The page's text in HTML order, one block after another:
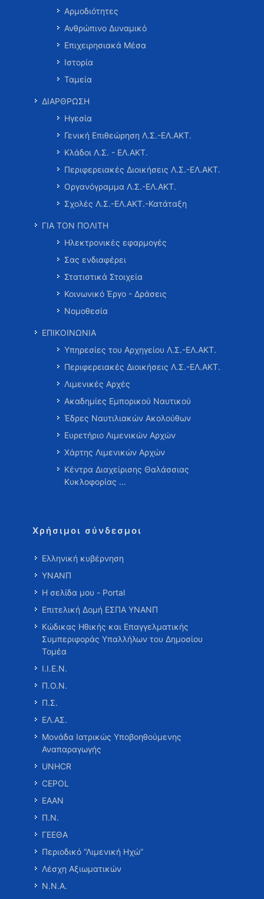
Αρμοδιότητες
Ανθρώπινο Δυναμικό
Επιχειρησιακά Μέσα
Ιστορία
Ταμεία
ΔΙΑΡΘΡΩΣΗ
Ηγεσία
Γενική Επιθεώρηση Λ.Σ.-ΕΛ.ΑΚΤ.
Κλάδοι Λ.Σ. - ΕΛ.ΑΚΤ.
Περιφερειακές Διοικήσεις Λ.Σ.-ΕΛ.ΑΚΤ.
Οργανόγραμμα Λ.Σ.-ΕΛ.ΑΚΤ.
Σχολές Λ.Σ.-ΕΛ.ΑΚΤ.-Κατάταξη
ΓΙΑ ΤΟΝ ΠΟΛΙΤΗ
Ηλεκτρονικές εφαρμογές
Σας ενδιαφέρει
Στατιστικά Στοιχεία
Κοινωνικό Έργο - Δράσεις
Νομοθεσία
ΕΠΙΚΟΙΝΩΝΙΑ
Υπηρεσίες του Αρχηγείου Λ.Σ.-ΕΛ.ΑΚΤ.
Περιφερειακές Διοικήσεις Λ.Σ.-ΕΛ.ΑΚΤ.
Λιμενικές Αρχές
Ακαδημίες Εμπορικού Ναυτικού
Έδρες Ναυτιλιακών Ακολούθων
Ευρετήριο Λιμενικών Αρχών
Χάρτης Λιμενικών Αρχών
Κέντρα Διαχείρισης Θαλάσσιας
Κυκλοφορίας …
Χρήσιμοι σύνδεσμοι
Ελληνική κυβέρνηση
ΥΝΑΝΠ
Η σελίδα μου - Portal
Επιτελική Δομή ΕΣΠΑ ΥΝΑΝΠ
Κώδικας Ηθικής και Επαγγελματικής
Συμπεριφοράς Υπαλλήλων του Δημοσίου
Τομέα
Ι.Ι.Ε.Ν.
Π.Ο.Ν.
Π.Σ.
ΕΛ.ΑΣ.
Μονάδα Ιατρικώς Υποβοηθούμενης
Αναπαραγωγής
UNHCR
CEPOL
ΕΑΑΝ
Π.Ν.
ΓΕΕΘΑ
Περιοδικό “Λιμενική Ηχώ”
Λέσχη Αξιωματικών
Ν.Ν.Α.